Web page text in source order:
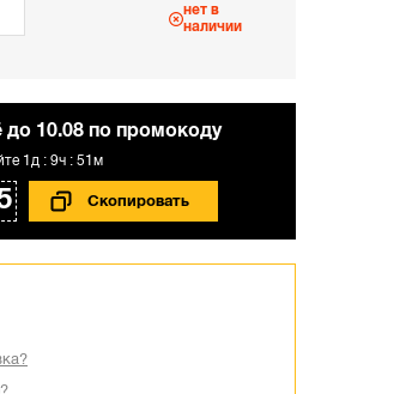
нет в
наличии
до 10.08 по промокоду
1д : 9ч : 51м